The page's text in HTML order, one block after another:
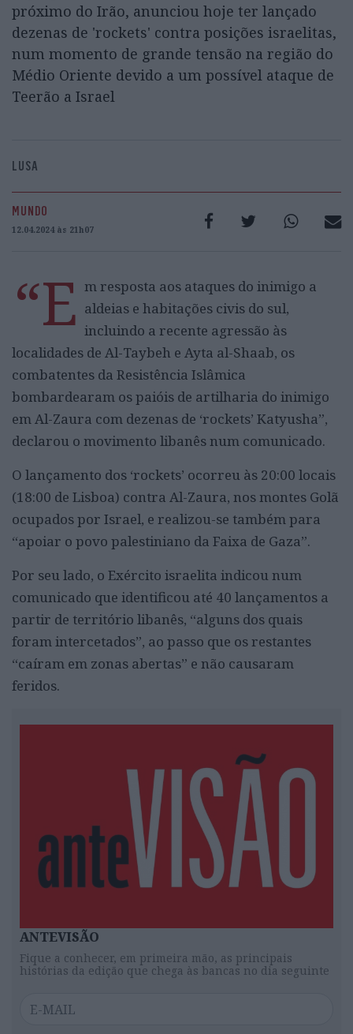
próximo do Irão, anunciou hoje ter lançado
dezenas de 'rockets' contra posições israelitas,
num momento de grande tensão na região do
Médio Oriente devido a um possível ataque de
Teerão a Israel
LUSA
MUNDO
12.04.2024 às 21h07
“E m resposta aos ataques do inimigo a
aldeias e habitações civis do sul,
incluindo a recente agressão às
localidades de Al-Taybeh e Ayta al-Shaab, os
combatentes da Resistência Islâmica
bombardearam os paióis de artilharia do inimigo
em Al-Zaura com dezenas de ‘rockets’ Katyusha”,
declarou o movimento libanês num comunicado.
O lançamento dos ‘rockets’ ocorreu às 20:00 locais
(18:00 de Lisboa) contra Al-Zaura, nos montes Golã
ocupados por Israel, e realizou-se também para
“apoiar o povo palestiniano da Faixa de Gaza”.
Por seu lado, o Exército israelita indicou num
comunicado que identificou até 40 lançamentos a
partir de território libanês, “alguns dos quais
foram intercetados”, ao passo que os restantes
“caíram em zonas abertas” e não causaram
feridos.
ANTEVISÃO
Fique a conhecer, em primeira mão, as principais
histórias da edição que chega às bancas no dia seguinte